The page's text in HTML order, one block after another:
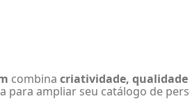
combina criatividade, qualidade
para ampliar seu catálogo de